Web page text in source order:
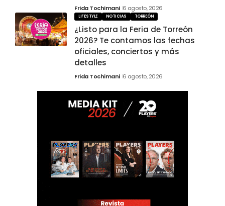
Frida Tochimani 6 agosto, 2026
LIFESTYLE NOTICIAS TORREÓN
¿Listo para la Feria de Torreón
2026? Te contamos las fechas
oficiales, conciertos y más
detalles
Frida Tochimani 6 agosto, 2026